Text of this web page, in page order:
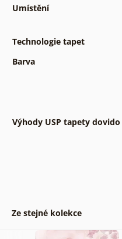
Umístění
Technologie tapet
Barva
Výhody USP tapety dovido
Ze stejné kolekce